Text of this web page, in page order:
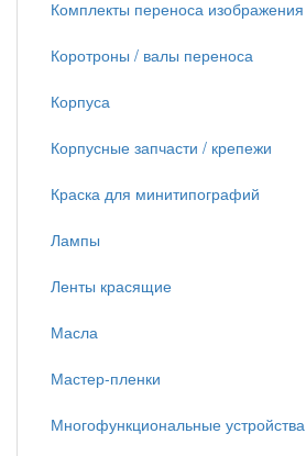
Комплекты переноса изображения
Коротроны / валы переноса
Корпуса
Корпусные запчасти / крепежи
Краска для минитипографий
Лампы
Ленты красящие
Масла
Мастер-пленки
Многофункциональные устройства